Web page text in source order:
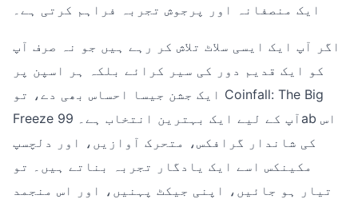
ایک منصفانہ اور پرجوش تجربہ فراہم کرتی ہے۔
اگر آپ ایک ایسی سلاٹ تلاش کر رہے ہیں جو نہ صرف آپ
کو ایک قدیم دور کی سیر کرائے بلکہ ہر اسپن پر
ایک جشن جیسا احساس بھی دے، تو Coinfall: The Big
Freeze آپ کے لیے ایک بہترین انتخاب ہے۔ 99ab اس
کی شاندار گرافکس، متحرک آوازیں، اور دلچسپ
مکینکس اسے ایک یادگار تجربہ بناتے ہیں۔ تو
تیار ہو جائیں، اپنی جیکٹ پہنیں، اور اس منجمد